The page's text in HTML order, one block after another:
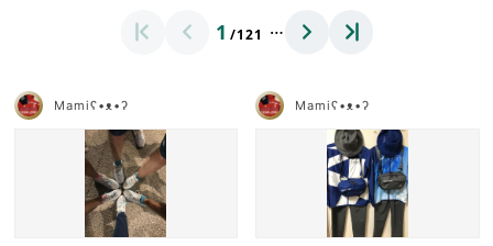
1 /121 …
Mamiʕ•ᴥ•ʔ Mamiʕ•ᴥ•ʔ